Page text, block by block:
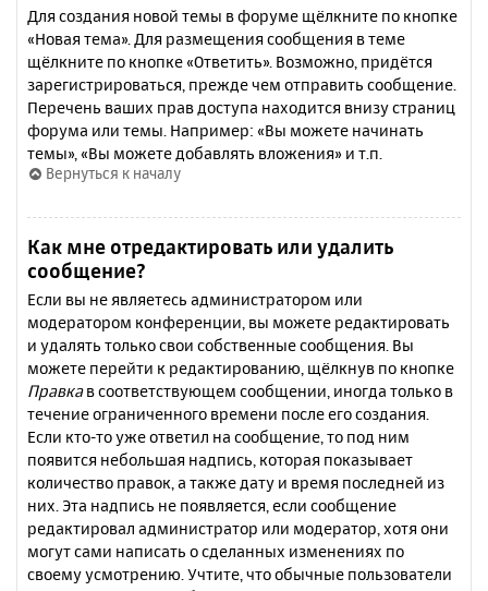
Для создания новой темы в форуме щёлкните по кнопке
«Новая тема». Для размещения сообщения в теме
щёлкните по кнопке «Ответить». Возможно, придётся
зарегистрироваться, прежде чем отправить сообщение.
Перечень ваших прав доступа находится внизу страниц
форума или темы. Например: «Вы можете начинать
темы», «Вы можете добавлять вложения» и т.п.
Вернуться к началу
Как мне отредактировать или удалить
сообщение?
Если вы не являетесь администратором или
модератором конференции, вы можете редактировать
и удалять только свои собственные сообщения. Вы
можете перейти к редактированию, щёлкнув по кнопке
Правкав соответствующем сообщении, иногда только в
течение ограниченного времени после его создания.
Если кто-то уже ответил на сообщение, то под ним
появится небольшая надпись, которая показывает
количество правок, а также дату и время последней из
них. Эта надпись не появляется, если сообщение
редактировал администратор или модератор, хотя они
могут сами написать о сделанных изменениях по
своему усмотрению. Учтите, что обычные пользователи